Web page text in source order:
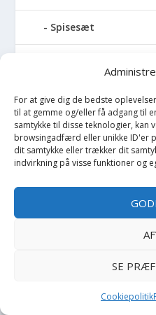
For at give dig de bedste
til at gemme og/eller få adgang til
samtykke til disse teknologier, kan
browsingadfærd eller unikke ID'er
dit samtykke eller trækker dit
indvirkning på visse funktioner og
SE
Cookiepolitik
Spisesæt
Sprinkler
Stablelegetøj
Stofble
Stoleunderlag